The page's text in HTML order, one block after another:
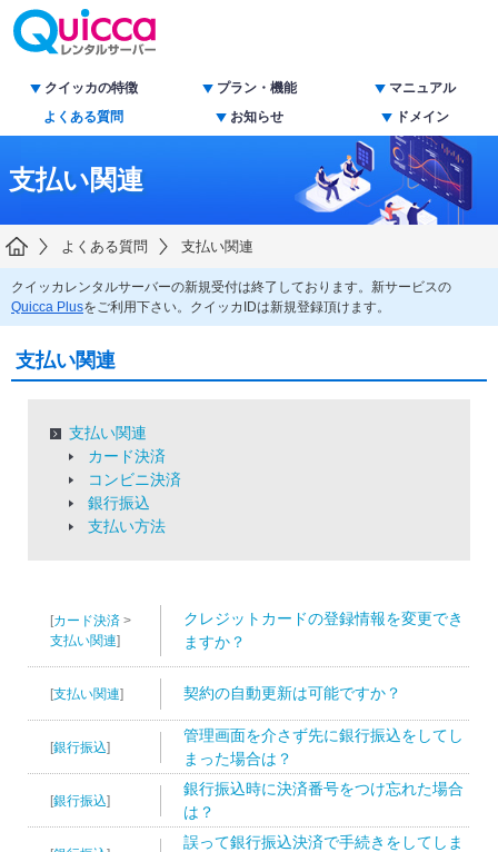
クイッカの特徴 プラン・機能
マニュアル
よくある質問
お知らせ ドメイン
支払い関連
よくある質問 支払い関連
クイッカレンタルサーバーの新規受付は終了しております。新サービスの
Quicca Plusをご利用下さい。クイッカIDは新規登録頂けます。
支払い関連
支払い関連
カード決済
コンビニ決済
銀行振込
支払い方法
[カード決済 >
支払い関連]
クレジットカードの登録情報を変更でき
ますか？
[支払い関連] 契約の自動更新は可能ですか？
[銀行振込]
管理画面を介さず先に銀行振込をしてし
まった場合は？
[銀行振込]
銀行振込時に決済番号をつけ忘れた場合
は？
誤って銀行振込決済で手続きをしてしま